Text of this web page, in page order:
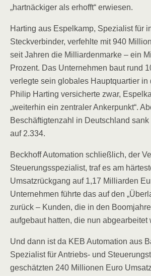
„hartnäckiger als erhofft“ erwiesen.
Harting aus Espelkamp, Spezialist für
Steckverbinder, verfehlte mit 940
seit Jahren die Milliardenmarke – ein
Prozent. Das Unternehmen baut rund
verlegte sein globales Hauptquartier in
Philip Harting versicherte zwar,
„weiterhin ein zentraler Ankerpunkt“.
Beschäftigtenzahl in Deutschland
auf 2.334.
Beckhoff Automation schließlich, der
Steuerungsspezialist, traf es am
Umsatzrückgang auf 1,17 Milliarden
Unternehmen führte das auf den
zurück – Kunden, die in den
aufgebaut hatten, die nun abgearbeitet
Und dann ist da KEB Automation aus
Spezialist für Antriebs- und
geschätzten 240 Millionen Euro